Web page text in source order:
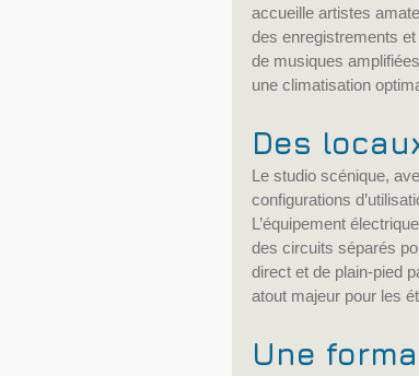
accueille artistes
des enregistrements
de musiques
une climatisation
Des
Le studio scénique,
configurations
L’équipement
des circuits séparés
direct et de plain-pied
atout majeur pour les
Une